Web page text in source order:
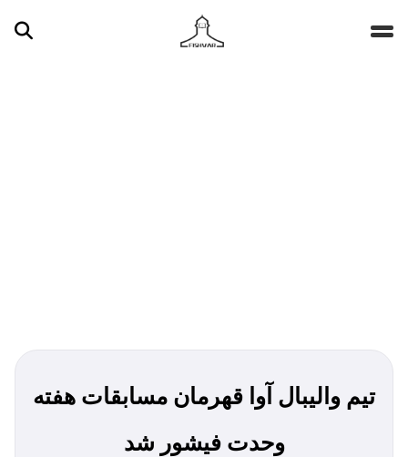
تیم والیبال آوا قهرمان مسابقات هفته
وحدت فیشور شد